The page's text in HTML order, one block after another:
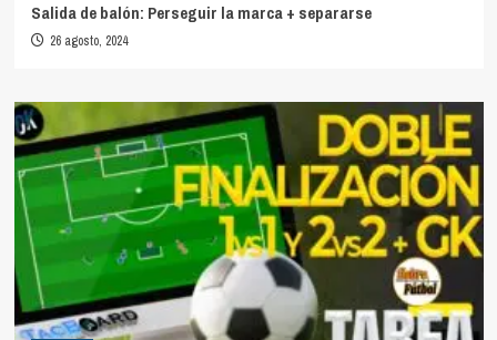
Salida de balón: Perseguir la marca + separarse
26 agosto, 2024